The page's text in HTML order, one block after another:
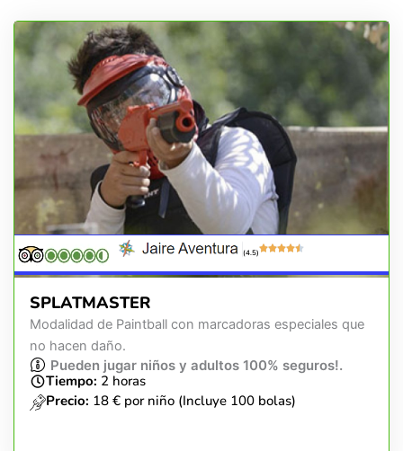
(4.5)
SPLATMASTER
Modalidad de Paintball con marcadoras especiales que
no hacen daño.
Pueden jugar niños y adultos 100% seguros!.
Tiempo: 2 horas
Precio: 18 € por niño (Incluye 100 bolas)